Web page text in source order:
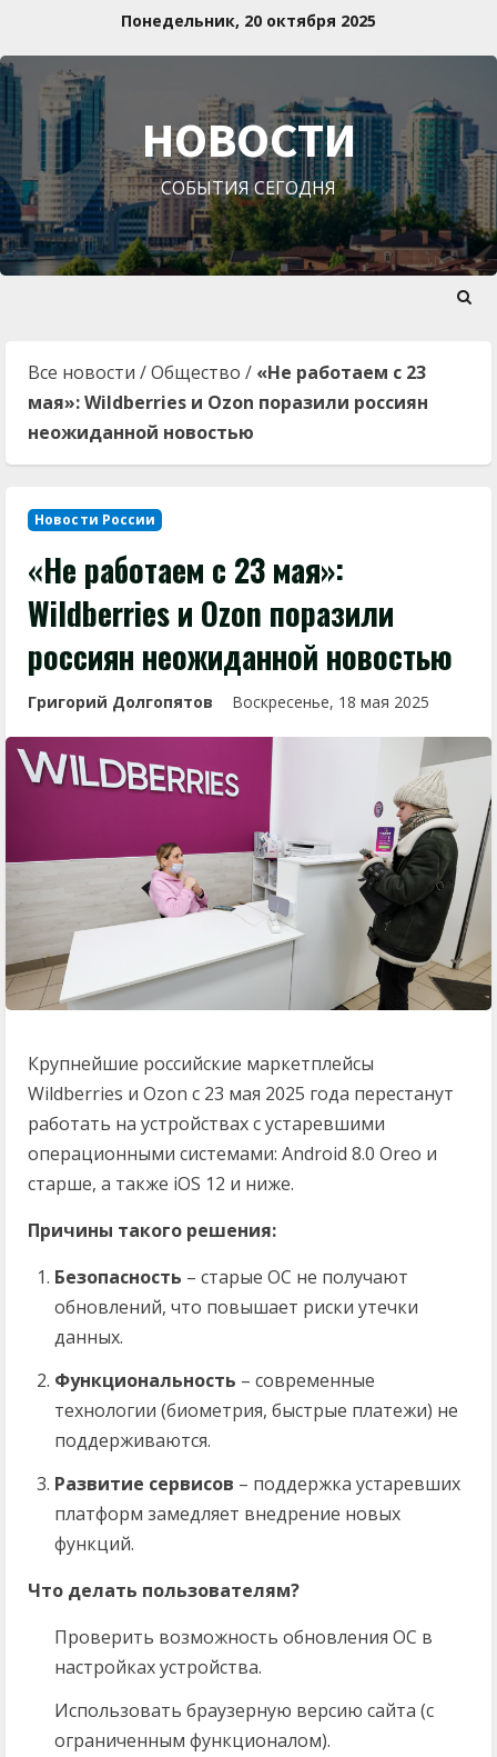
содержимому
Понедельник, 20 октября 2025
НОВОСТИ
СОБЫТИЯ СЕГОДНЯ
Все новости /Общество / «Не работаем с 23
мая»: Wildberries и Ozon поразили россиян
неожиданной новостью
Новости России
«Не работаем с 23 мая»:
Wildberries и Ozon поразили
россиян неожиданной новостью
Григорий Долгопятов Воскресенье, 18 мая 2025
Крупнейшие российские маркетплейсы
Wildberries и Ozon с 23 мая 2025 года перестанут
работать на устройствах с устаревшими
операционными системами: Android 8.0 Oreo и
старше, а также iOS 12 и ниже.
Причины такого решения:
Безопасность – старые ОС не получают
обновлений, что повышает риски утечки
данных.
Функциональность – современные
технологии (биометрия, быстрые платежи) не
поддерживаются.
Развитие сервисов – поддержка устаревших
платформ замедляет внедрение новых
функций.
Что делать пользователям?
Проверить возможность обновления ОС в
настройках устройства.
Использовать браузерную версию сайта (с
ограниченным функционалом).